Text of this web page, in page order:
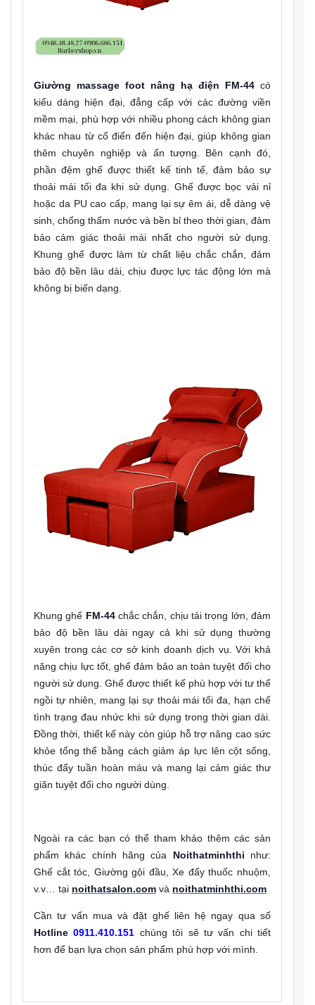
Giường massage foot nâng hạ điện FM-44 có
kiểu dáng hiện đại, đẳng cấp với các đường viền
mềm mại, phù hợp với nhiều phong cách không gian
khác nhau từ cổ điển đến hiện đại, giúp không gian
thêm chuyên nghiệp và ấn tượng. Bên cạnh đó,
phần đệm ghế được thiết kế tinh tế, đảm bảo sự
thoải mái tối đa khi sử dụng. Ghế được bọc vải nỉ
hoặc da PU cao cấp, mang lại sự êm ái, dễ dàng vệ
sinh, chống thấm nước và bền bỉ theo thời gian, đảm
bảo cảm giác thoải mái nhất cho người sử dụng.
Khung ghế được làm từ chất liệu chắc chắn, đảm
bảo độ bền lâu dài, chịu được lực tác động lớn mà
không bị biến dạng.
Khung ghế FM-44chắc chắn, chịu tải trọng lớn, đảm
bảo độ bền lâu dài ngay cả khi sử dụng thường
xuyên trong các cơ sở kinh doanh dịch vụ. Với khả
năng chịu lực tốt, ghế đảm bảo an toàn tuyệt đối cho
người sử dụng. Ghế được thiết kế phù hợp với tư thế
ngồi tự nhiên, mang lại sự thoải mái tối đa, hạn chế
tình trạng đau nhức khi sử dụng trong thời gian dài.
Đồng thời, thiết kế này còn giúp hỗ trợ nâng cao sức
khỏe tổng thể bằng cách giảm áp lực lên cột sống,
thúc đẩy tuần hoàn máu và mang lại cảm giác thư
giãn tuyệt đối cho người dùng.
Ngoài ra các bạn có thể tham khảo thêm các sản
phẩm khác chính hãng của Noithatminhthi như:
Ghế cắt tóc, Giường gội đầu, Xe đẩy thuốc nhuộm,
v.v… tại noithatsalon.com và noithatminhthi.com
Cần tư vấn mua và đặt ghế liên hệ ngay qua số
Hotline0911.410.151 chúng tôi sẽ tư vấn chi tiết
hơn để bạn lựa chọn sản phẩm phù hợp với mình.